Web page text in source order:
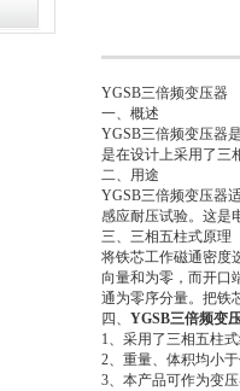
YGSB三倍频变压器
一、概述
YGSB三倍频变压器
是在设计上采用了三
二、用途
YGSB三倍频变压器
感应耐压试验。这是
三、三相五柱式原理
将铁芯工作磁通密度
向量和为零，而开口
通为零序分量。把铁
四、 YGSB三倍频变
1、采用了三相五柱
2、重量、体积均小
3、本产品可作为变